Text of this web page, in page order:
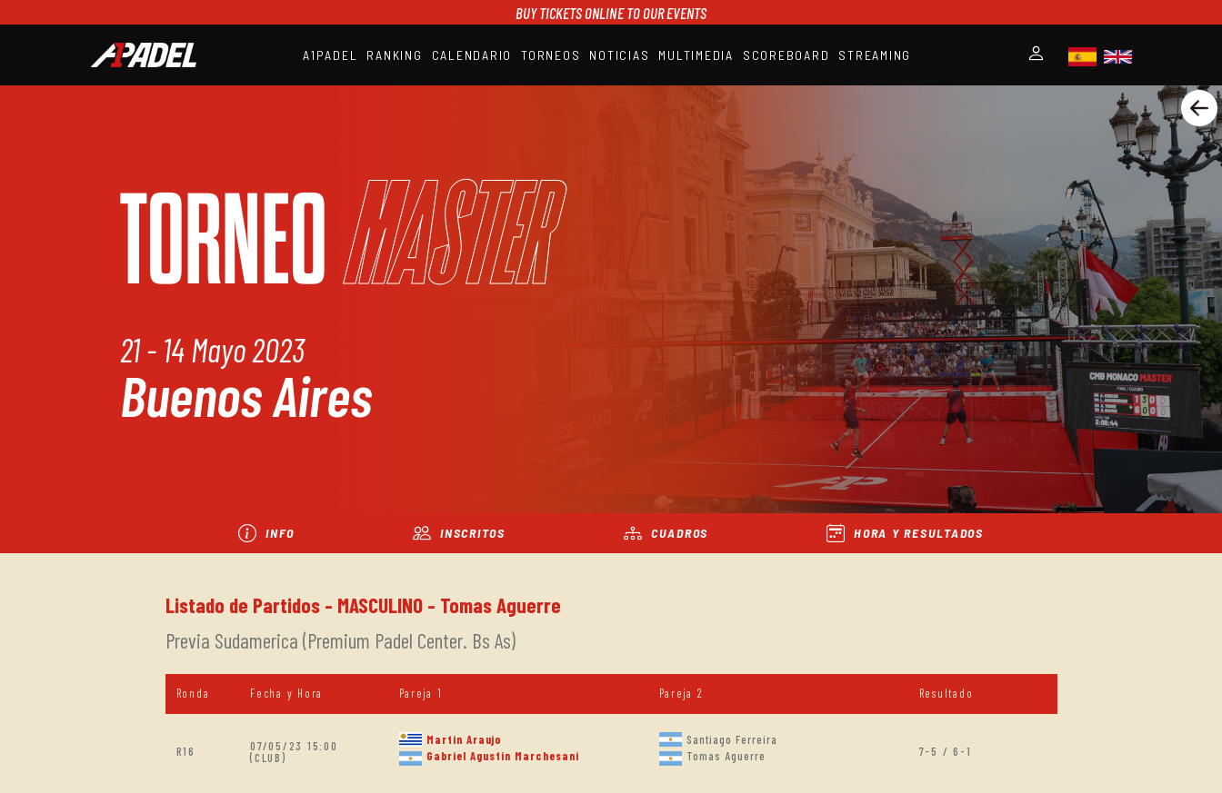
BUY TICKETS ONLINE TO OUR EVENTS
A1PADEL RANKING CALENDARIO TORNEOS NOTICIAS MULTIMEDIA SCOREBOARD STREAMING
SCOREBOARD
TORNEOMaster
21 - 14 Mayo 2023
Buenos Aires
INFO INSCRITOS CUADROS HORA Y RESULTADOS
Listado de Partidos - MASCULINO - Tomas Aguerre
Previa Sudamerica (Premium Padel Center. Bs As)
Ronda Fecha y Hora Pareja 1 Pareja 2 Resultado
R16
07/05/23 15:00
(CLUB)
Martin Araujo
Gabriel Agustin Marchesani
Santiago Ferreira
Tomas Aguerre
7-5 / 6-1